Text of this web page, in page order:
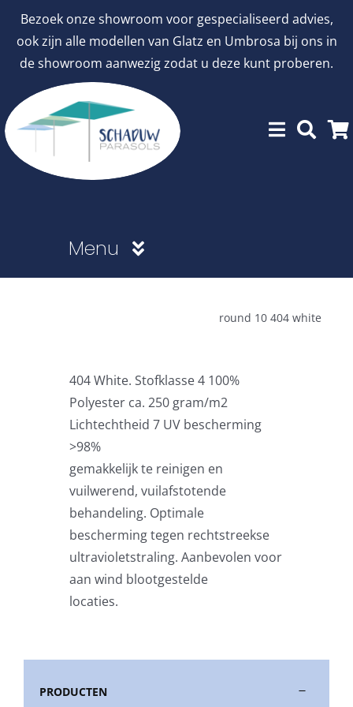
Bezoek onze showroom voor gespecialiseerd advies,
ook zijn alle modellen van Glatz en Umbrosa bij ons in
de showroom aanwezig zodat u deze kunt proberen.
inhoud
Menu
Zweefparasols
Horeca parasols
Muurparasols
Schaduwdoeken
round 10 404 white
404 White. Stofklasse 4 100%
Polyester ca. 250 gram/m2
Lichtechtheid 7 UV bescherming
>98%
gemakkelijk te reinigen en
vuilwerend, vuilafstotende
behandeling. Optimale
bescherming tegen rechtstreekse
ultravioletstraling. Aanbevolen voor
aan wind blootgestelde
locaties.
PRODUCTEN